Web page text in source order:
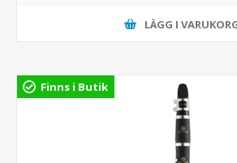
LÄGG I
Finns i Butik